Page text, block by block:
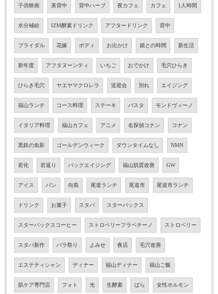
子供映画 美背中 背中ハーブ 夜カフェ カフェ 1人時間
水分補給 IZM酵素ドリンク アフタードリンク 背中
ブライダル 花嫁 ボディ お出かけ 娘との時間 新生活
新年度 アフタヌーンティ いちご おでかけ 毛穴ひらき
ひらき毛穴 ヤエヤマクロレラ 送迎会 別れ エイジング
福山ランチ コース料理 ステーキ パスタ モンドヴィーノ
イタリア料理 福山カフェ アニメ 名探偵コナン コナン
黒鉄の魚影 ゴールデンウィーク ダウンタイムなし NMN
若化 若返り バックエイジング 福山肌質改善 GW
アイス パン 向島 尾道ランチ 尾道市 尾道市ランチ
ドリンク お菓子 スタバ スターバックス
スターバックスコーヒー ストロベリーフラペチーノ ストロベリー
スタバ新作 バラ祭り よみせ 夜店 毛穴改善
エステティシャン ディナー 福山ディナー 福山ご飯
肌ケア専門店 フォト 光 生酵素 ばら 女性ホルモン